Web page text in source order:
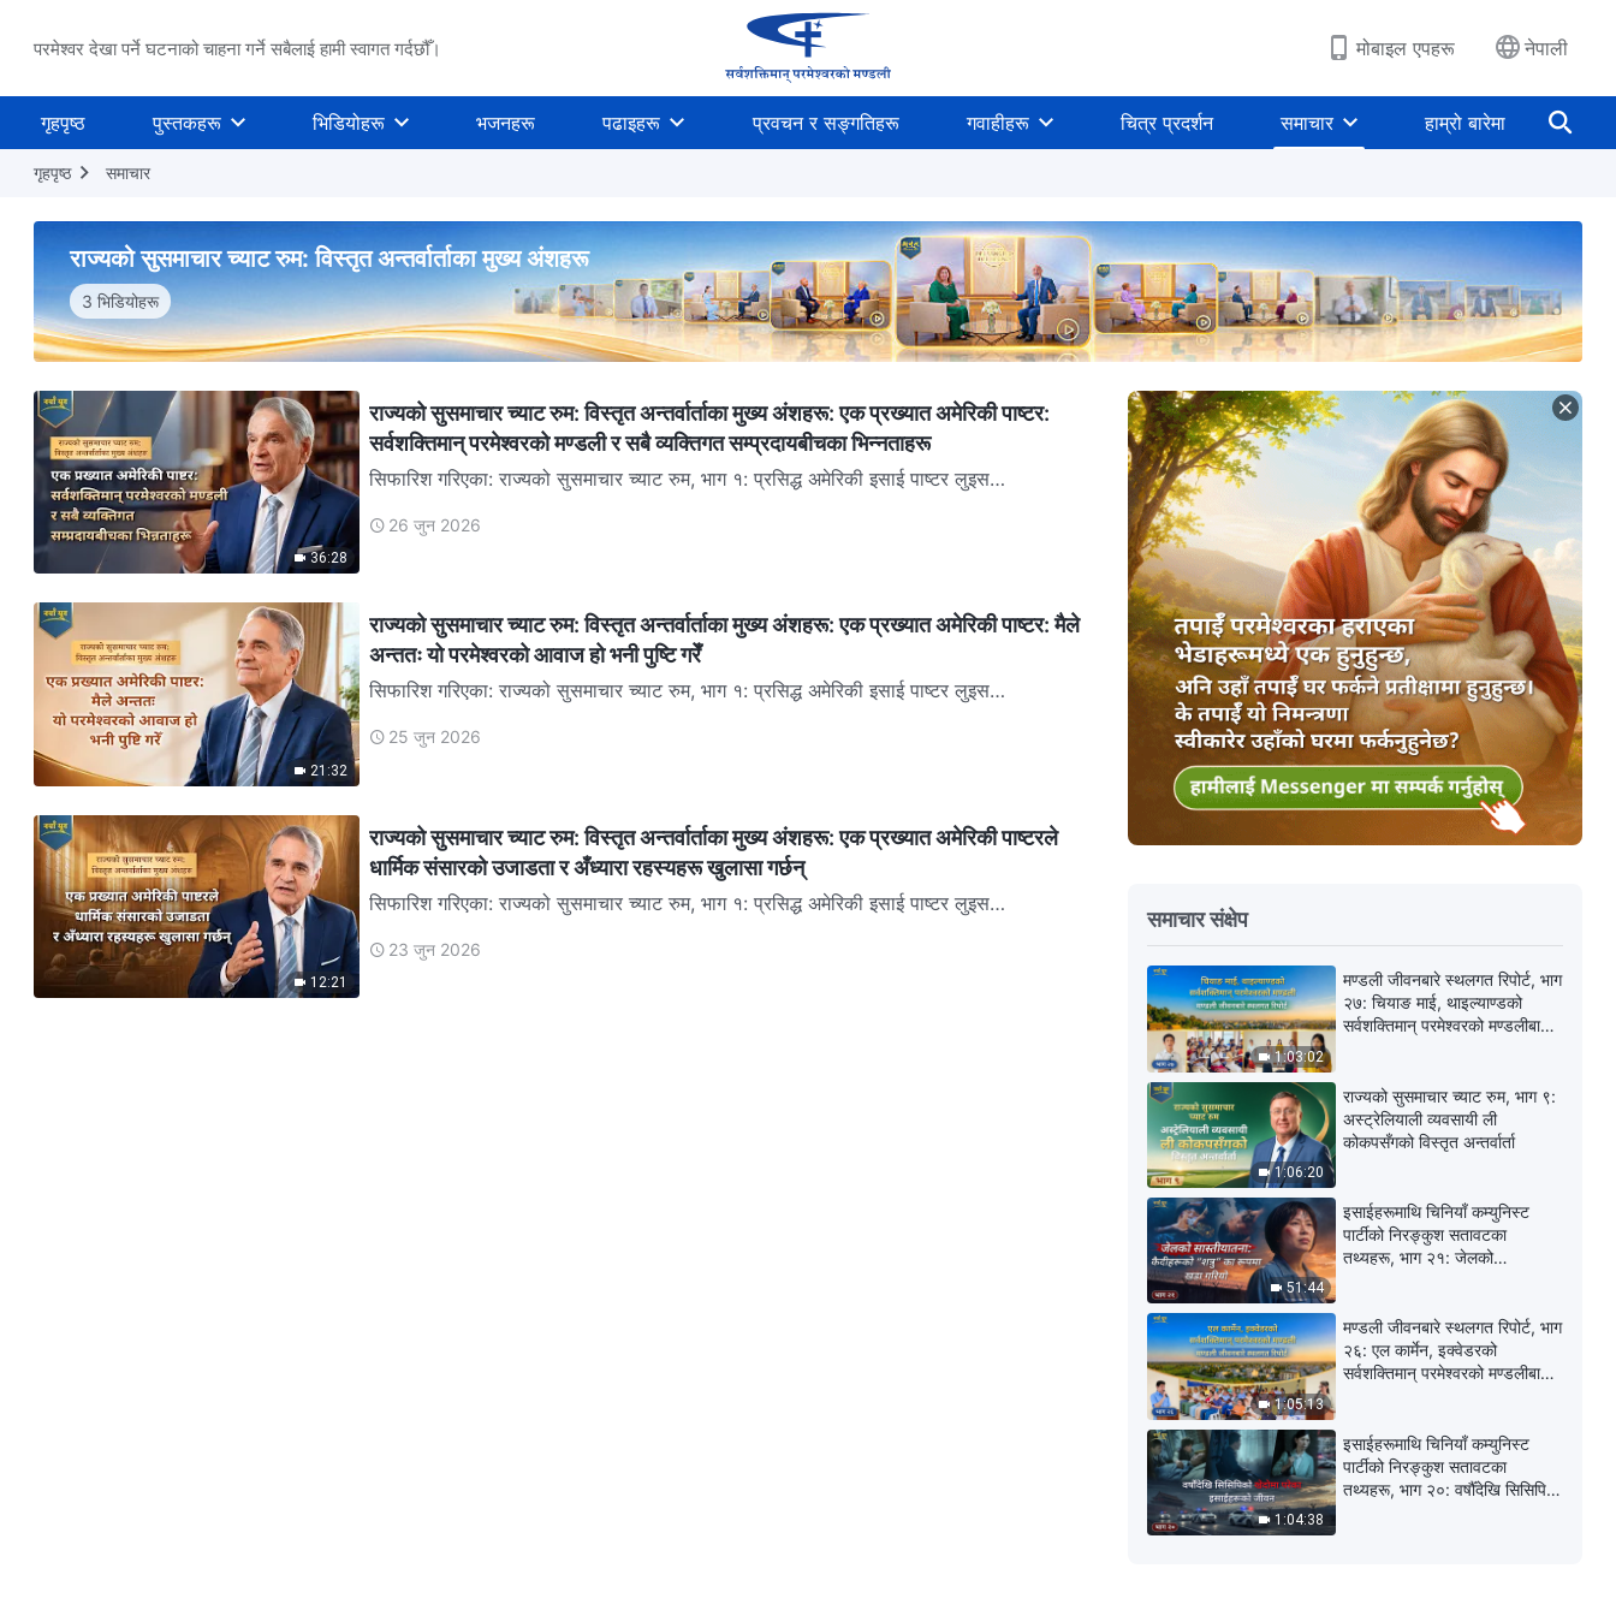
परमेश्वर देखा पर्ने घटनाको चाहना गर्ने सबैलाई हामी स्वागत गर्दछौँ। मोबाइल एपहरू नेपाली
गृहपृष्ठ पुस्तकहरू भिडियोहरू भजनहरू पढाइहरू प्रवचन र सङ्गतिहरू गवाहीहरू चित्र प्रदर्शन समाचार हाम्रो बारेमा
गृहपृष्ठ समाचार
राज्यको सुसमाचार च्याट रुम: विस्तृत अन्तर्वार्ताका मुख्य अंशहरू
3 भिडियोहरू
36:28
राज्यको सुसमाचार च्याट रुम: विस्तृत अन्तर्वार्ताका मुख्य अंशहरू: एक प्रख्यात अमेरिकी पाष्टर:
सर्वशक्तिमान्‌ परमेश्‍वरको मण्डली र सबै व्यक्तिगत सम्प्रदायबीचका भिन्नताहरू
सिफारिश गरिएका: राज्यको सुसमाचार च्याट रुम, भाग १: प्रसिद्ध अमेरिकी इसाई पाष्टर लुइस
26 जुन 2026
21:32
राज्यको सुसमाचार च्याट रुम: विस्तृत अन्तर्वार्ताका मुख्य अंशहरू: एक प्रख्यात अमेरिकी पाष्टर: मैले
अन्ततः यो परमेश्‍वरको आवाज हो भनी पुष्टि गरेँ
सिफारिश गरिएका: राज्यको सुसमाचार च्याट रुम, भाग १: प्रसिद्ध अमेरिकी इसाई पाष्टर लुइस
25 जुन 2026
12:21
राज्यको सुसमाचार च्याट रुम: विस्तृत अन्तर्वार्ताका मुख्य अंशहरू: एक प्रख्यात अमेरिकी पाष्टरले
धार्मिक संसारको उजाडता र अँध्यारा रहस्यहरू खुलासा गर्छन्
सिफारिश गरिएका: राज्यको सुसमाचार च्याट रुम, भाग १: प्रसिद्ध अमेरिकी इसाई पाष्टर लुइस
23 जुन 2026
समाचार संक्षेप
1:03:02
मण्डली जीवनबारे स्थलगत रिपोर्ट, भाग
२७: चियाङ माई, थाइल्याण्डको
सर्वशक्तिमान्‌ परमेश्‍वरको मण्डलीबाट
1:06:20
राज्यको सुसमाचार च्याट रुम, भाग ९:
अस्ट्रेलियाली व्यवसायी ली
कोकपसँगको विस्तृत अन्तर्वार्ता
51:44
इसाईहरूमाथि चिनियाँ कम्युनिस्ट
पार्टीको निरङ्कुश सतावटका
तथ्यहरू, भाग २१: जेलको
1:05:13
मण्डली जीवनबारे स्थलगत रिपोर्ट, भाग
२६: एल कार्मेन, इक्वेडरको
सर्वशक्तिमान् परमेश्‍वरको मण्डलीबाट
1:04:38
इसाईहरूमाथि चिनियाँ कम्युनिस्ट
पार्टीको निरङ्कुश सतावटका
तथ्यहरू, भाग २०: वर्षौँदेखि सिसिपिको